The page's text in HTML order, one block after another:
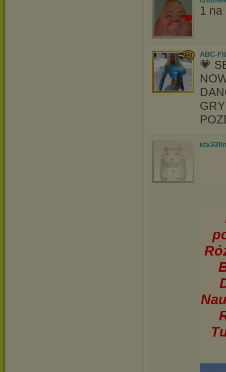
1 na
ABC-
💗